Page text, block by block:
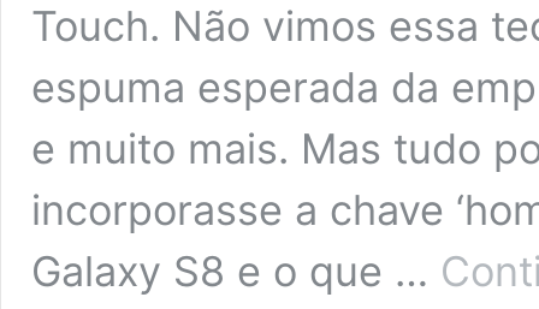
Touch. Não vimos essa
espuma esperada da
e muito mais. Mas tudo
incorporasse a chave
Galaxy S8 e o que …